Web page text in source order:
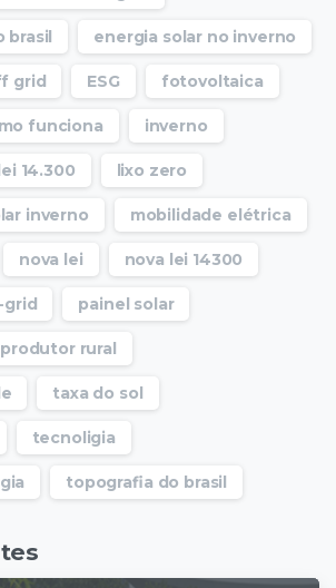
brasil energia solar no inverno
grid ESG fotovoltaica
funciona inverno
14.300 lixo zero
inverno mobilidade elétrica
nova lei nova lei 14300
grid painel solar
produtor rural
taxa do sol
tecnoligia
topografia do brasil